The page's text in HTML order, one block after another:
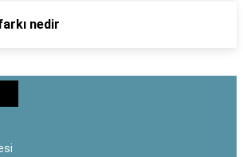
nedir